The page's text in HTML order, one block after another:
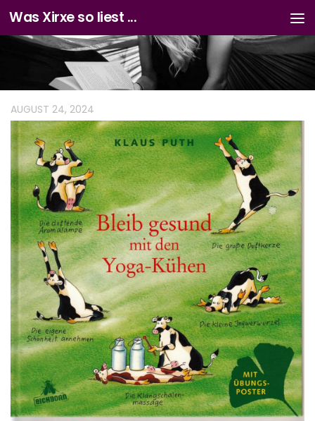
Zum Inhalt springen
Was Xirxe so liest ...
AUGUST 24, 2024